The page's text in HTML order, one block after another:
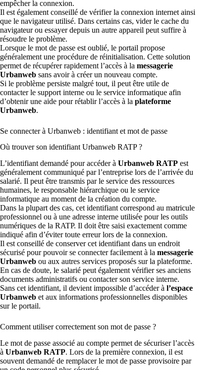
empêcher la connexion.
Il est également conseillé de vérifier la connexion internet ainsi
que le navigateur utilisé. Dans certains cas, vider le cache du
navigateur ou essayer depuis un autre appareil peut suffire à
résoudre le problème.
Lorsque le mot de passe est oublié, le portail propose
généralement une procédure de réinitialisation. Cette solution
permet de récupérer rapidement l’accès à la messagerie
Urbanweb sans avoir à créer un nouveau compte.
Si le problème persiste malgré tout, il peut être utile de
contacter le support interne ou le service informatique afin
d’obtenir une aide pour rétablir l’accès à la plateforme
Urbanweb.
Se connecter à Urbanweb : identifiant et mot de passe
Où trouver son identifiant Urbanweb RATP ?
L’identifiant demandé pour accéder à Urbanweb RATP est
généralement communiqué par l’entreprise lors de l’arrivée du
salarié. Il peut être transmis par le service des ressources
humaines, le responsable hiérarchique ou le service
informatique au moment de la création du compte.
Dans la plupart des cas, cet identifiant correspond au matricule
professionnel ou à une adresse interne utilisée pour les outils
numériques de la RATP. Il doit être saisi exactement comme
indiqué afin d’éviter toute erreur lors de la connexion.
Il est conseillé de conserver cet identifiant dans un endroit
sécurisé pour pouvoir se connecter facilement à la messagerie
Urbanweb ou aux autres services proposés sur la plateforme.
En cas de doute, le salarié peut également vérifier ses anciens
documents administratifs ou contacter son service interne.
Sans cet identifiant, il devient impossible d’accéder à l’espace
Urbanweb et aux informations professionnelles disponibles
sur le portail.
Comment utiliser correctement son mot de passe ?
Le mot de passe associé au compte permet de sécuriser l’accès
à Urbanweb RATP. Lors de la première connexion, il est
souvent demandé de remplacer le mot de passe provisoire par